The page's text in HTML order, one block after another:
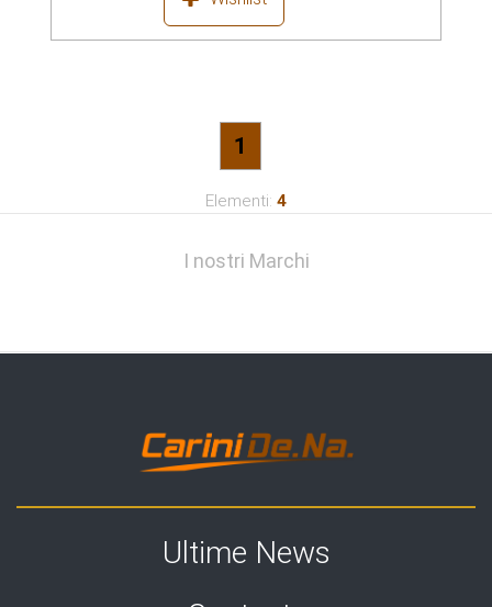
1
Elementi: 4
I nostri Marchi
Ultime News